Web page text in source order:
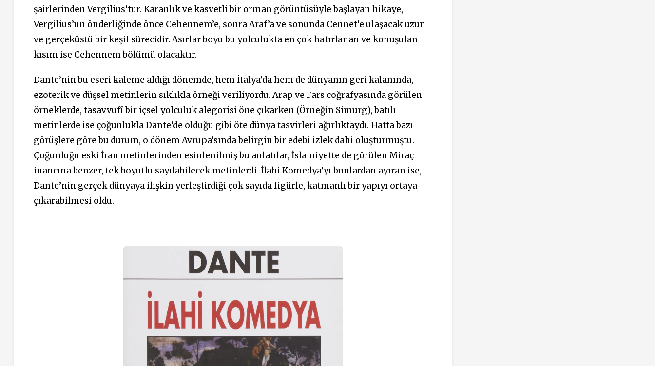
şairlerinden Vergilius’tur. Karanlık ve kasvetli bir orman görüntüsüyle başlayan hikaye,
Vergilius’un önderliğinde önce Cehennem’e, sonra Araf’a ve sonunda Cennet’e ulaşacak uzun
ve gerçeküstü bir keşif sürecidir. Asırlar boyu bu yolculukta en çok hatırlanan ve konuşulan
kısım ise Cehennem bölümü olacaktır.
Dante’nin bu eseri kaleme aldığı dönemde, hem İtalya’da hem de dünyanın geri kalanında,
ezoterik ve düşsel metinlerin sıklıkla örneği veriliyordu. Arap ve Fars coğrafyasında görülen
örneklerde, tasavvufî bir içsel yolculuk alegorisi öne çıkarken (Örneğin Simurg), batılı
metinlerde ise çoğunlukla Dante’de olduğu gibi öte dünya tasvirleri ağırlıktaydı. Hatta bazı
görüşlere göre bu durum, o dönem Avrupa’sında belirgin bir edebi izlek dahi oluşturmuştu.
Çoğunluğu eski İran metinlerinden esinlenilmiş bu anlatılar, İslamiyette de görülen Miraç
inancına benzer, tek boyutlu sayılabilecek metinlerdi. İlahi Komedya’yı bunlardan ayıran ise,
Dante’nin gerçek dünyaya ilişkin yerleştirdiği çok sayıda figürle, katmanlı bir yapıyı ortaya
çıkarabilmesi oldu.